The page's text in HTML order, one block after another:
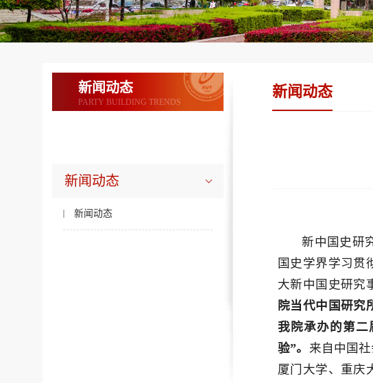
新闻动态
PARTY BUILDING TRENDS
新闻动态
新闻动态
新闻动态
新中国史研
国史学界学习贯
大新中国史研究
院当代中国研究
我院承办的第
验”。 来自中国
厦门大学、重庆